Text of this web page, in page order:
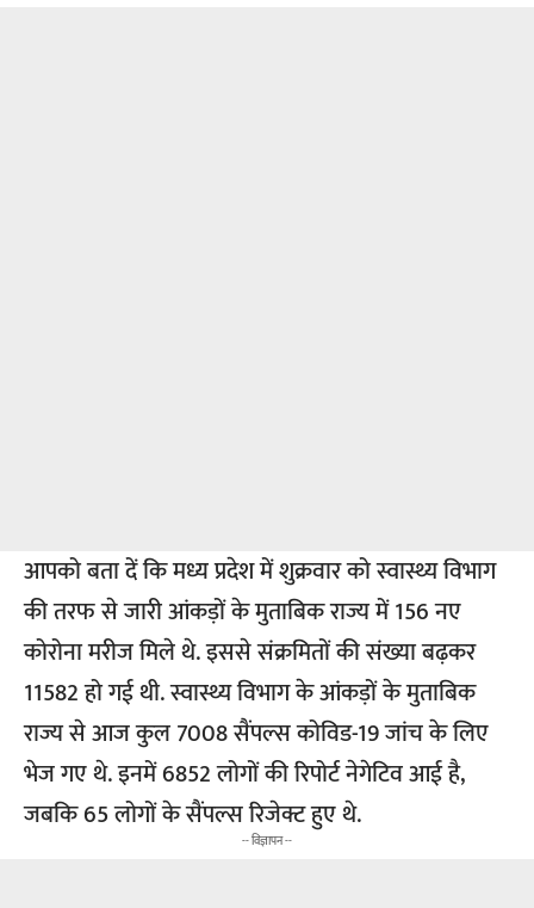
आपको बता दें कि मध्य प्रदेश में शुक्रवार को स्वास्थ्य विभाग
की तरफ से जारी आंकड़ों के मुताबिक राज्य में 156 नए
कोरोना मरीज मिले थे. इससे संक्रमितों की संख्या बढ़कर
11582 हो गई थी. स्वास्थ्य विभाग के आंकड़ों के मुताबिक
राज्य से आज कुल 7008 सैंपल्स कोविड-19 जांच के लिए
भेज गए थे. इनमें 6852 लोगों की रिपोर्ट नेगेटिव आई है,
जबकि 65 लोगों के सैंपल्स रिजेक्ट हुए थे.
-- विज्ञापन --